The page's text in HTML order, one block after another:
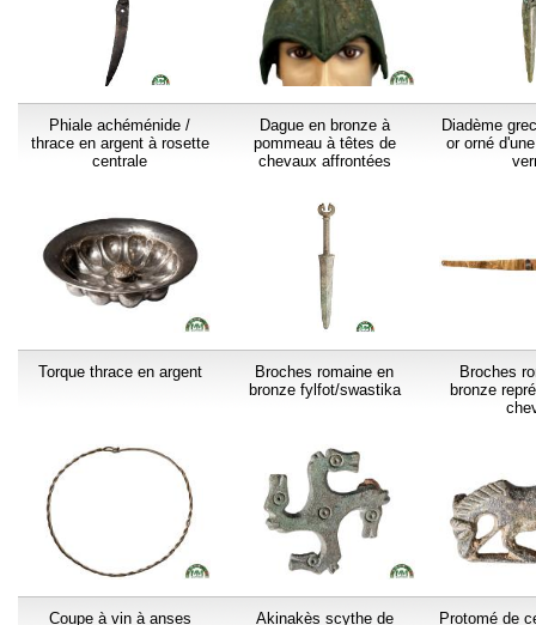
Phiale achéménide /
thrace en argent à rosette
centrale
Dague en bronze à
pommeau à têtes de
chevaux affrontées
Diadème
or orné
Torque thrace en argent
Broches romaine en
bronze fylfot/swastika
Broches
bronze
Coupe à vin à anses
Akinakès scythe de
Protomé de